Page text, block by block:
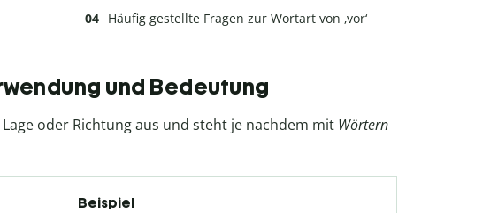
Häufig gestellte Fragen zur Wortart von ‚vor‘
und Bedeutung
oder Richtung aus und steht je nachdem mit Wörtern
Beispiel